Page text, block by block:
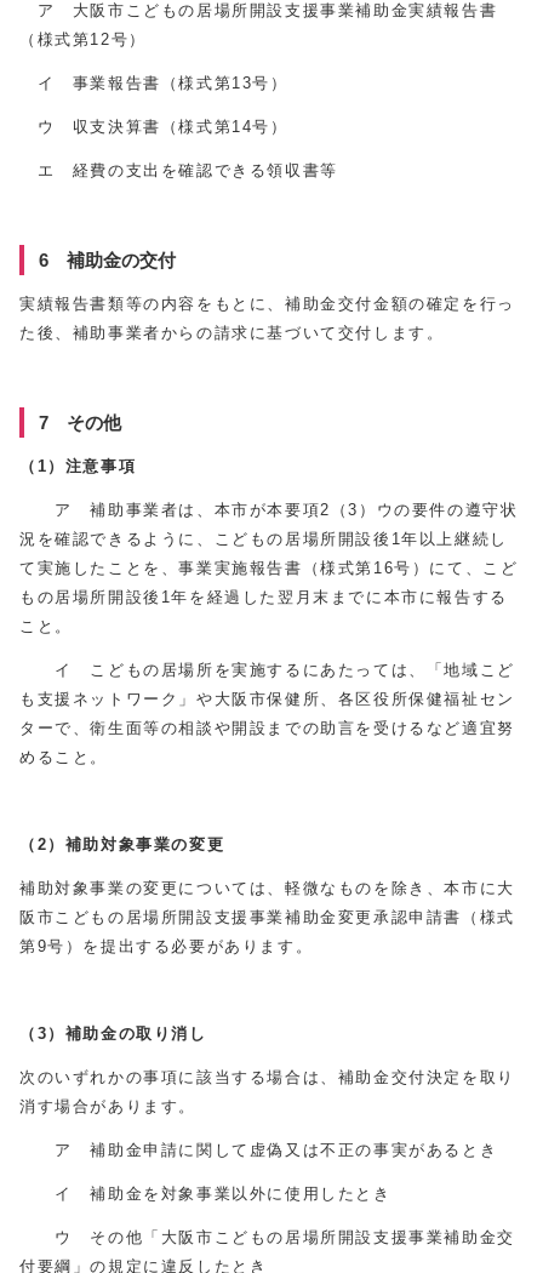
ア 大阪市こどもの居場所開設支援事業補助金実績報告書
（様式第12号）
イ 事業報告書（様式第13号）
ウ 収支決算書（様式第14号）
エ 経費の支出を確認できる領収書等
6 補助金の交付
実績報告書類等の内容をもとに、補助金交付金額の確定を行っ
た後、補助事業者からの請求に基づいて交付します。
7 その他
（1）注意事項
ア 補助事業者は、本市が本要項2（3）ウの要件の遵守状
況を確認できるように、こどもの居場所開設後1年以上継続し
て実施したことを、事業実施報告書（様式第16号）にて、こど
もの居場所開設後1年を経過した翌月末までに本市に報告する
こと。
イ こどもの居場所を実施するにあたっては、「地域こど
も支援ネットワーク」や大阪市保健所、各区役所保健福祉セン
ターで、衛生面等の相談や開設までの助言を受けるなど適宜努
めること。
（2）補助対象事業の変更
補助対象事業の変更については、軽微なものを除き、本市に大
阪市こどもの居場所開設支援事業補助金変更承認申請書（様式
第9号）を提出する必要があります。
（3）補助金の取り消し
次のいずれかの事項に該当する場合は、補助金交付決定を取り
消す場合があります。
ア 補助金申請に関して虚偽又は不正の事実があるとき
イ 補助金を対象事業以外に使用したとき
ウ その他「大阪市こどもの居場所開設支援事業補助金交
付要綱」の規定に違反したとき